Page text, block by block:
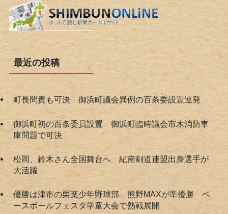
最近の投稿
町長問責も可決 御浜町議会異例の百条委設置連発
御浜町初の百条委員設置 御浜町臨時議会市木消防車
庫問題で可決
松岡、鈴木さん全国舞台へ 紀南剣道連盟出身選手が
大活躍
優勝は津市の栗葉少年野球部 熊野MAXが準優勝 ベ
ースボールフェスタ学童大会で熱戦展開